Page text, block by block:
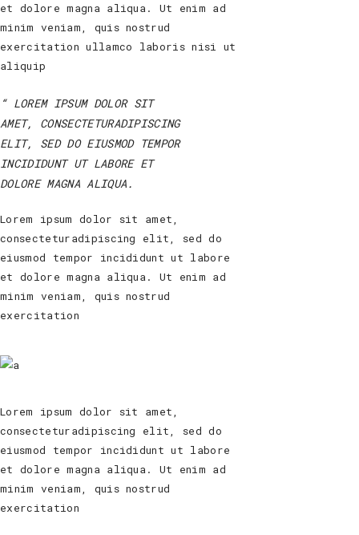
et dolore magna aliqua. Ut enim ad
minim veniam, quis nostrud
exercitation ullamco laboris nisi ut
aliquip
LOREM IPSUM DOLOR SIT
AMET, CONSECTETURADIPISCING
ELIT, SED DO EIUSMOD TEMPOR
INCIDIDUNT UT LABORE ET
DOLORE MAGNA ALIQUA.
Lorem ipsum dolor sit amet,
consecteturadipiscing elit, sed do
eiusmod tempor incididunt ut labore
et dolore magna aliqua. Ut enim ad
minim veniam, quis nostrud
exercitation
Lorem ipsum dolor sit amet,
consecteturadipiscing elit, sed do
eiusmod tempor incididunt ut labore
et dolore magna aliqua. Ut enim ad
minim veniam, quis nostrud
exercitation